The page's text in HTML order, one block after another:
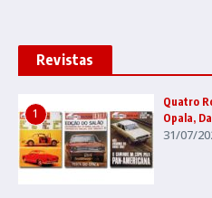
Revistas
1
Quatro
Opala,
31/07/